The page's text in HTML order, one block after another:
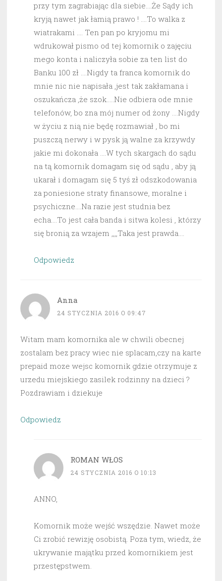
przy tym zagrabiając dla siebie….Że Sądy ich
kryją nawet jak łamią prawo ! ….To walka z
wiatrakami …. Ten pan po kryjomu mi
wdrukował pismo od tej komornik o zajęciu
mego konta i naliczyła sobie za ten list do
Banku 100 zł ….Nigdy ta franca komornik do
mnie nic nie napisała ,jest tak zakłamana i
oszukańcza ,że szok…..Nie odbiera ode mnie
telefonów, bo zna mój numer od żony ….Nigdy
w życiu z nią nie będę rozmawiał , bo mi
puszczą nerwy i w pysk ją walne za krzywdy
jakie mi dokonała ….W tych skargach do sądu
na tą komornik domagam się od sądu , aby ją
ukarał i domagam się 5 tyś zł odszkodowania
za poniesione straty finansowe, moralne i
psychiczne….Na razie jest studnia bez
echa….To jest cała banda i sitwa kolesi , którzy
się bronią za wzajem ,,,,Taka jest prawda….
Odpowiedz
Anna
24 STYCZNIA 2016 O 09:47
Witam mam komornika ale w chwili obecnej
zostalam bez pracy wiec nie splacam,czy na karte
prepaid moze wejsc komornik gdzie otrzymuje z
urzedu miejskiego zasilek rodzinny na dzieci ?
Pozdrawiam i dziekuje
Odpowiedz
ROMAN WŁOS
24 STYCZNIA 2016 O 10:13
ANNO,
Komornik może wejść wszędzie. Nawet może
Ci zrobić rewizję osobistą. Poza tym, wiedz, że
ukrywanie majątku przed komornikiem jest
przestępstwem.